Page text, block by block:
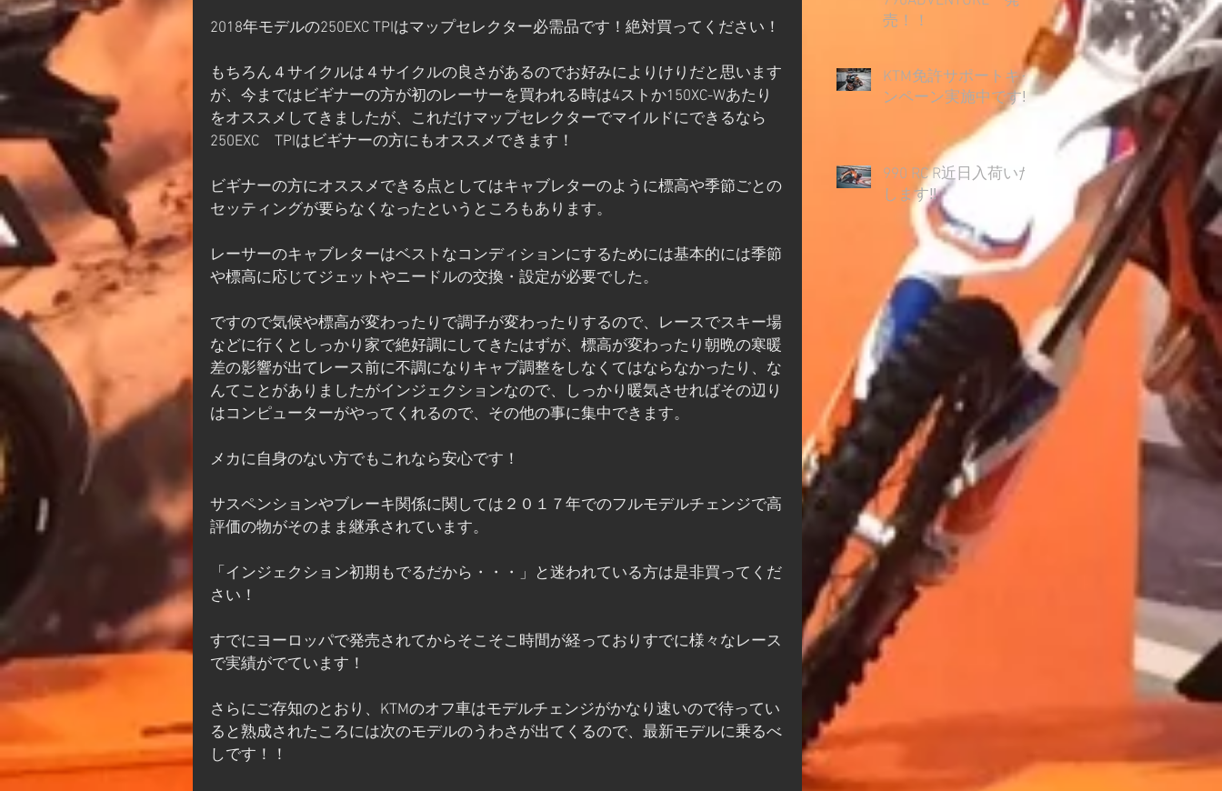
2018年モデルの250EXC TPIはマップセレクター必需品です！絶対買ってください！
もちろん４サイクルは４サイクルの良さがあるのでお好みによりけりだと思います
が、今まではビギナーの方が初のレーサーを買われる時は4ストか150XC-Wあたり
をオススメしてきましたが、これだけマップセレクターでマイルドにできるなら
250EXC　TPIはビギナーの方にもオススメできます！
ビギナーの方にオススメできる点としてはキャブレターのように標高や季節ごとの
セッティングが要らなくなったというところもあります。
レーサーのキャブレターはベストなコンディションにするためには基本的には季節
や標高に応じてジェットやニードルの交換・設定が必要でした。
ですので気候や標高が変わったりで調子が変わったりするので、レースでスキー場
などに行くとしっかり家で絶好調にしてきたはずが、標高が変わったり朝晩の寒暖
差の影響が出てレース前に不調になりキャブ調整をしなくてはならなかったり、な
んてことがありましたがインジェクションなので、しっかり暖気させればその辺り
はコンピューターがやってくれるので、その他の事に集中できます。
メカに自身のない方でもこれなら安心です！
サスペンションやブレーキ関係に関しては２０１７年でのフルモデルチェンジで高
評価の物がそのまま継承されています。
「インジェクション初期もでるだから・・・」と迷われている方は是非買ってくだ
さい！
すでにヨーロッパで発売されてからそこそこ時間が経っておりすでに様々なレース
で実績がでています！
さらにご存知のとおり、KTMのオフ車はモデルチェンジがかなり速いので待ってい
ると熟成されたころには次のモデルのうわさが出てくるので、最新モデルに乗るべ
しです！！
売！！
KTM免許サポートキャ
ンペーン実施中です‼
990 RC R近日入荷いた
します‼